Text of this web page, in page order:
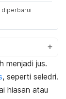
diperbarui
menjadi jus.
, seperti seledri.
hiasan atau